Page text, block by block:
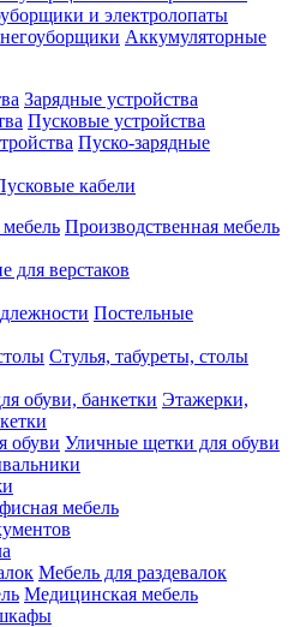
и электролопаты
Аккумуляторные
Зарядные устройства
Пусковые устройства
Пуско-зарядные
кабели
Производственная мебель
для верстаков
Постельные
Стулья, табуреты, столы
Этажерки,
Уличные щетки для обуви
мебель
Мебель для раздевалок
Медицинская мебель